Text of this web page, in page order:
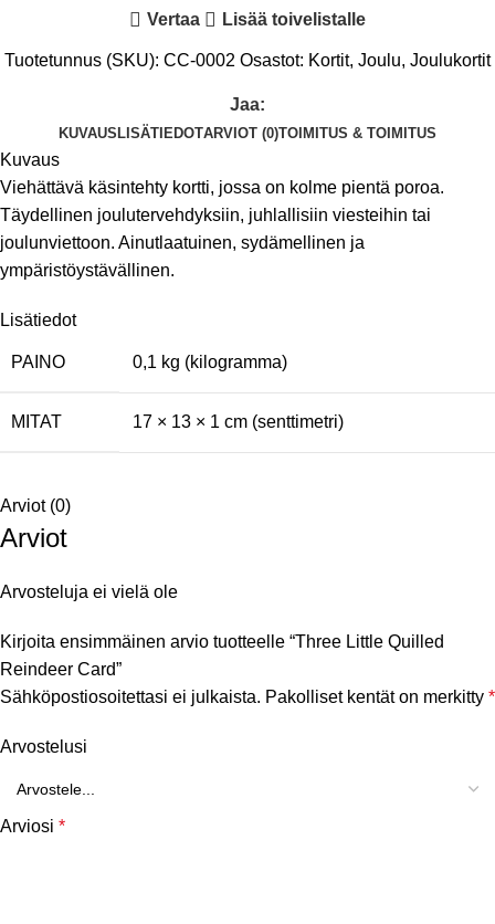
Vertaa Lisää toivelistalle
Tuotetunnus (SKU): CC-0002 Osastot: Kortit, Joulu, Joulukortit
Jaa:
KUVAUS LISÄTIEDOTARVIOT (0)TOIMITUS & TOIMITUS
Kuvaus
Viehättävä käsintehty kortti, jossa on kolme pientä poroa.
Täydellinen joulutervehdyksiin, juhlallisiin viesteihin tai
joulunviettoon. Ainutlaatuinen, sydämellinen ja
ympäristöystävällinen.
Lisätiedot
PAINO 0,1 kg (kilogramma)
MITAT 17 × 13 × 1 cm (senttimetri)
Arviot (0)
Arviot
Arvosteluja ei vielä ole
Kirjoita ensimmäinen arvio tuotteelle “Three Little Quilled
Reindeer Card”
Sähköpostiosoitettasi ei julkaista. Pakolliset kentät on merkitty *
Arvostelusi
Arviosi *